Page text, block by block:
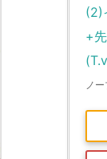
(2)
+
ノ